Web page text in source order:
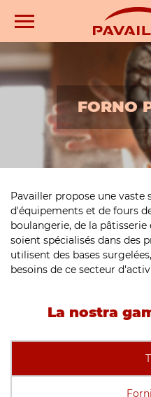
FORNO
Pavailler propose une vaste
d'équipements et de fours
boulangerie, de la
soient spécialisés dans des
utilisent des bases
besoins de ce secteur
La nostra